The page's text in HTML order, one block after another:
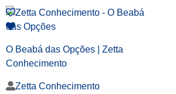
O Beabá das Opções | Zetta
Conhecimento
Zetta Conhecimento